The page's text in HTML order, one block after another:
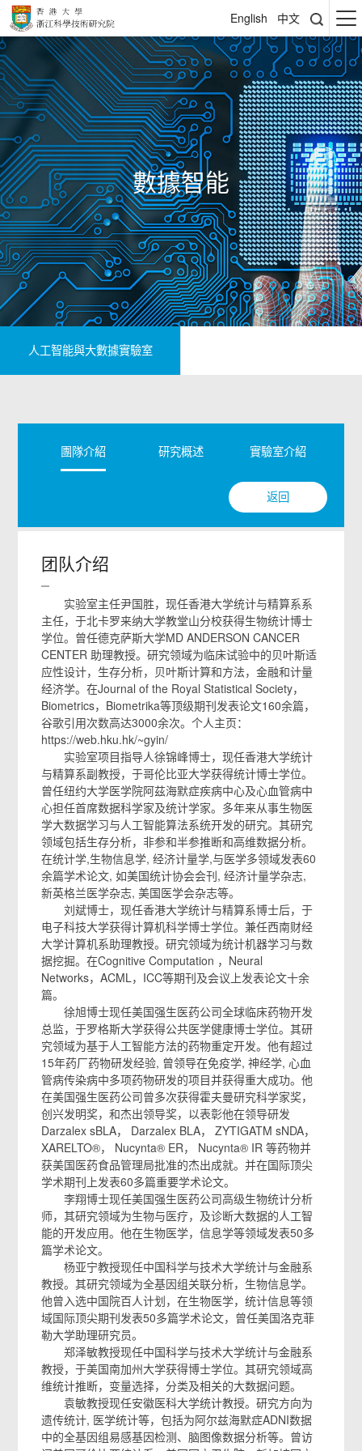
English 中文
數據智能
人工智能與大數據實驗室
團隊介紹 研究概述 實驗室介紹
返回
团队介绍
实验室主任尹国胜，现任香港大学统计与精算系系
主任，于北卡罗来纳大学教堂山分校获得生物统计博士
学位。曾任德克萨斯大学MD ANDERSON CANCER
CENTER 助理教授。研究领域为临床试验中的贝叶斯适
应性设计，生存分析，贝叶斯计算和方法，金融和计量
经济学。在Journal of the Royal Statistical Society，
Biometrics，Biometrika等顶级期刊发表论文160余篇，
谷歌引用次数高达3000余次。个人主页：
https://web.hku.hk/~gyin/
实验室项目指导人徐锦峰博士，现任香港大学统计
与精算系副教授，于哥伦比亚大学获得统计博士学位。
曾任纽约大学医学院阿茲海默症疾病中心及心血管病中
心担任首席数据科学家及统计学家。多年来从事生物医
学大数据学习与人工智能算法系统开发的研究。其研究
领域包括生存分析，非参和半参推断和高维数据分析。
在统计学,生物信息学, 经济计量学,与医学多领域发表60
余篇学术论文, 如美国统计协会会刊, 经济计量学杂志,
新英格兰医学杂志, 美国医学会杂志等。
刘斌博士，现任香港大学统计与精算系博士后，于
电子科技大学获得计算机科学博士学位。兼任西南财经
大学计算机系助理教授。研究领域为统计机器学习与数
据挖掘。在Cognitive Computation ，Neural
Networks，ACML，ICC等期刊及会议上发表论文十余
篇。
徐旭博士现任美国强生医药公司全球临床药物开发
总监，于罗格斯大学获得公共医学健康博士学位。其研
究领域为基于人工智能方法的药物重定开发。他有超过
15年药厂药物研发经验, 曾领导在免疫学, 神经学, 心血
管病传染病中多项药物研发的项目并获得重大成功。他
在美国强生医药公司曾多次获得霍夫曼研究科学家奖，
创兴发明奖，和杰出领导奖，以表彰他在领导研发
Darzalex sBLA， Darzalex BLA， ZYTIGATM sNDA，
XARELTO®， Nucynta® ER， Nucynta® IR 等药物并
获美国医药食品管理局批准的杰出成就。并在国际顶尖
学术期刊上发表60多篇重要学术论文。
李翔博士现任美国强生医药公司高级生物统计分析
师，其研究领域为生物与医疗，及诊断大数据的人工智
能的开发应用。他在生物医学，信息学等领域发表50多
篇学术论文。
杨亚宁教授现任中国科学与技术大学统计与金融系
教授。其研究领域为全基因组关联分析，生物信息学。
他曾入选中国院百人计划，在生物医学，统计信息等领
域国际顶尖期刊发表50多篇学术论文，曾任美国洛克菲
勒大学助理研究员。
郑泽敏教授现任中国科学与技术大学统计与金融系
教授，于美国南加州大学获得博士学位。其研究领域高
维统计推断，变量选择，分类及相关的大数据问题。
袁敏教授现任安徽医科大学统计教授。研究方向为
遗传统计, 医学统计等，包括为阿尔兹海默症ADNI数据
中的全基因组易感基因检测、脑图像数据分析等。曾访